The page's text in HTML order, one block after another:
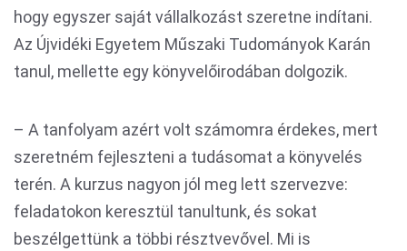
hogy egyszer saját vállalkozást szeretne indítani.
Az Újvidéki Egyetem Műszaki Tudományok Karán
tanul, mellette egy könyvelőirodában dolgozik.
– A tanfolyam azért volt számomra érdekes, mert
szeretném fejleszteni a tudásomat a könyvelés
terén. A kurzus nagyon jól meg lett szervezve:
feladatokon keresztül tanultunk, és sokat
beszélgettünk a többi résztvevővel. Mi is